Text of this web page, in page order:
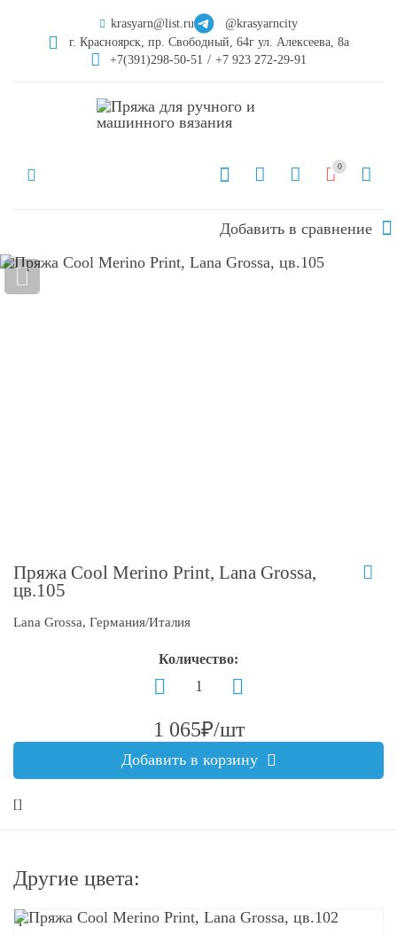
krasyarn@list.ru
@krasyarncity
г. Красноярск, пр. Свободный, 64г ул. Алексеева, 8а
+7(391)298-50-51 / +7 923 272-29-91
0
Добавить в сравнение
Пряжа Cool Merino Print, Lana Grossa,
цв.105
Lana Grossa, Германия/Италия
Количество:
1 065₽/шт
Добавить в корзину
[]
Другие цвета:
q